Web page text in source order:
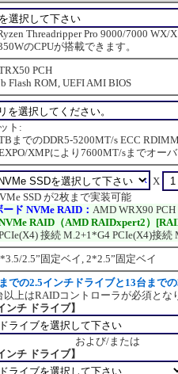
Threadripper Pro 9000/7000
のCPUが搭載できます。
PCH
Flash ROM, UEFI AMI BIOS
ト:
までのDDR5-5200MT/s ECC
XMPにより7600MT/sまでオー
X
SSD が2枚まで実装可能
ド NVMe RAID： AMD WRX90 PCH
RAID（AMD RAIDxpert2）
接続 M.2+1*G4 PCIe(X4)接続
2.5”固定ベイ, 2*2.5”固定ベイ
での2.5インチドライブと13台まで
上はRAIDコントローラが必須とな
ンチ ドライブ】
および/または
ンチ ドライブ】